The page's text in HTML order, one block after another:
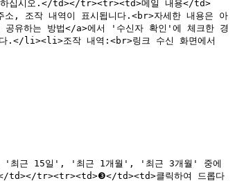
십시오.</td></tr><tr><td>메일 내용</td>
, 조작 내역이 표시됩니다.<br>자세한 내용은 아
는 방법</a>에서 '수신자 확인'에 체크한 경
.</li><li>조작 내역:<br>링크 수신 화면에서
'최근 15일', '최근 1개월', '최근 3개월' 중에
.</td></tr><tr><td>❸</td><td>클릭하여 드롭다